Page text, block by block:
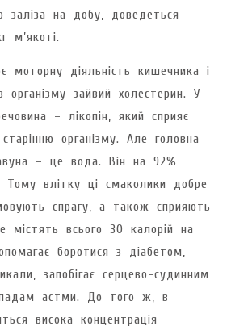
заліза на добу, доведеться
м’якоті.
моторну діяльність кишечника і
організму зайвий холестерин. У
– лікопін, який сприяє
організму. Але головна
– це вода. Він на 92%
Тому влітку ці смаколики добре
спрагу, а також сприяють
містять всього 30 калорій на
боротися з діабетом,
запобігає серцево-судинним
астми. До того ж, в
висока концентрація